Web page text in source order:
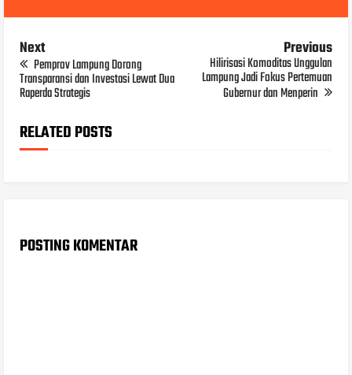
Next
Pemprov Lampung Dorong
Transparansi dan Investasi Lewat Dua
Raperda Strategis
Previous
Hilirisasi Komoditas Unggulan
Lampung Jadi Fokus Pertemuan
Gubernur dan Menperin
RELATED POSTS
POSTING KOMENTAR